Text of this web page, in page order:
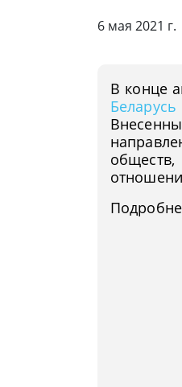
6 мая 2021 г.
В конце
обществ,